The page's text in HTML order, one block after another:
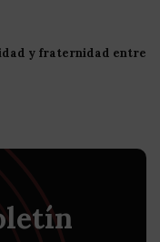
y fraternidad entre